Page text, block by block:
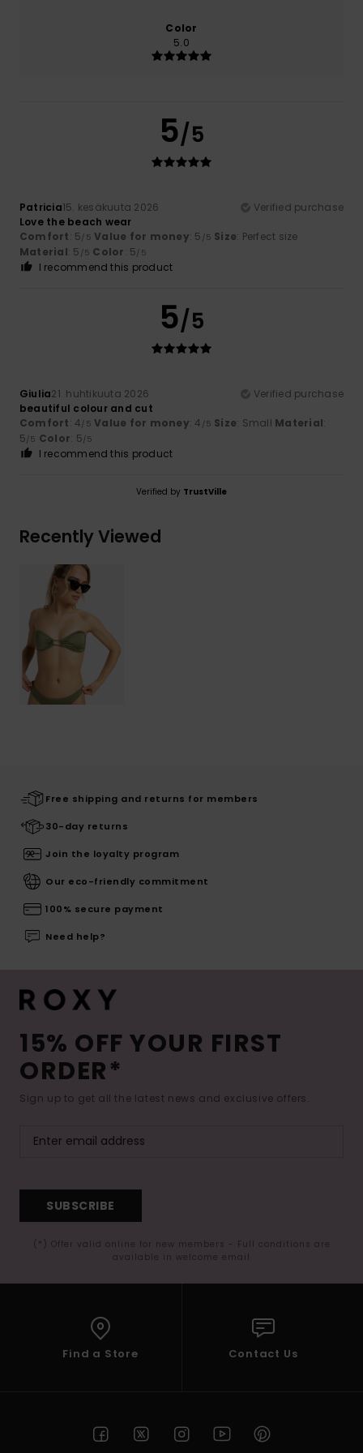
Color
5.0
5/5
Patricia15. kesäkuuta 2026
Verified purchase
Love the beach wear
Comfort: 5/5 Value for money: 5 /5 Size: Perfect size
Material: 5 /5 Color: 5/5
I recommend this product
5/5
Giulia21. huhtikuuta 2026
Verified purchase
beautiful colour and cut
Comfort: 4/5 Value for money: 4 /5 Size: Small Material:
5/5 Color: 5/5
I recommend this product
Verified by TrustVille
Recently Viewed
Free shipping and returns for members
30-day returns
Join the loyalty program
Our eco-friendly commitment
100% secure payment
Need help?
15% OFF YOUR FIRST
ORDER*
Sign up to get all the latest news and exclusive offers.
SUBSCRIBE
(*) Offer valid online for new members - Full conditions are
available in welcome email
Find a Store Contact Us